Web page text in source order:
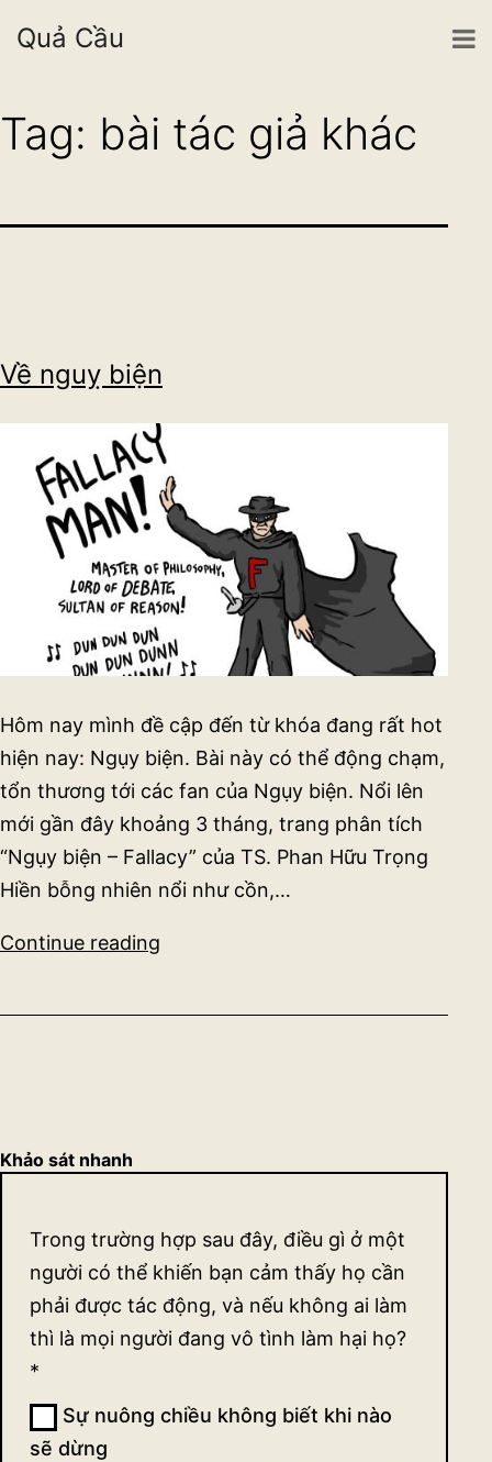
Quả Cầu
Tag: bài tác giả khác
Về nguỵ biện
Hôm nay mình đề cập đến từ khóa đang rất hot
hiện nay: Ngụy biện. Bài này có thể động chạm,
tổn thương tới các fan của Ngụy biện. Nổi lên
mới gần đây khoảng 3 tháng, trang phân tích
“Ngụy biện – Fallacy” của TS. Phan Hữu Trọng
Hiền bỗng nhiên nổi như cồn,…
Continue reading
Khảo sát nhanh
sát
quan
điểm
về sự
tác
Trong trường hợp sau đây, điều gì ở một
người có thể khiến bạn cảm thấy họ cần
phải được tác động, và nếu không ai làm
thì là mọi người đang vô tình làm hại họ?
*
Sự nuông chiều không biết khi nào
sẽ dừng